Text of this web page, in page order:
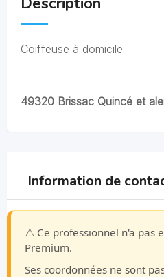
Coiffeuse à domicile
49320 Brissac Quincé et
Information de
⚠️ Ce professionnel n'a pas
Premium.
Ses coordonnées ne sont